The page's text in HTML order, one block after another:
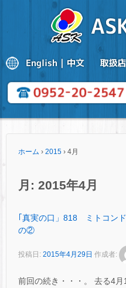
ホーム › 2015 › 4月
月: 2015年4月
｢真実の口」818 ミトコン
の②
投稿日: 2015年4月29日 作成者:
前回の続き・・・。 去る4